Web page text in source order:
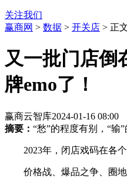
关注我们
赢商网 > 数据 > 开关店 > 正
又一批门店倒
牌emo了！
赢商云智库2024-01-16 08:00
摘要： “愁”的程度有别，“输
2023年，闭店戏码在各个
价格战、爆品之争、圈